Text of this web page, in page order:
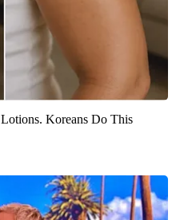
Koreans Do This